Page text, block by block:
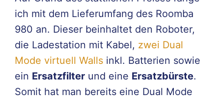
ich mit dem Lieferumfang des Roomba
980 an. Dieser beinhaltet den Roboter,
die Ladestation mit Kabel, zwei Dual
Mode virtuell Walls inkl. Batterien sowie
ein Ersatzfilter und eine Ersatzbürste.
Somit hat man bereits eine Dual Mode